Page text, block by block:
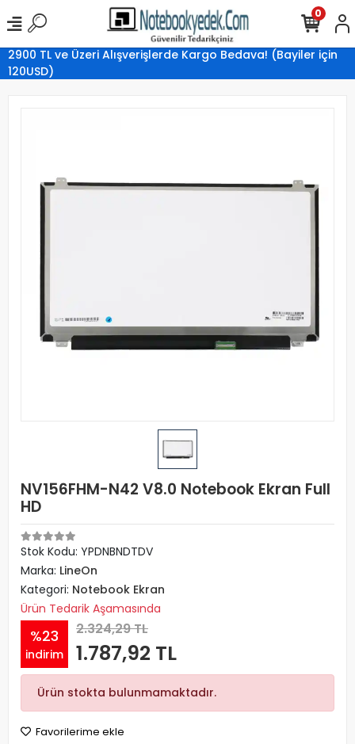
2900 TL ve Üzeri Alışverişlerde Kargo Bedava! (Bayiler için
120USD)
0
NV156FHM-N42 V8.0 Notebook Ekran Full
HD
Stok Kodu: YPDNBNDTDV
Marka: LineOn
Kategori: Notebook Ekran
Ürün Tedarik Aşamasında
%23
indirim
2.324,29 TL
1.787,92 TL
Ürün stokta bulunmamaktadır.
Favorilerime ekle